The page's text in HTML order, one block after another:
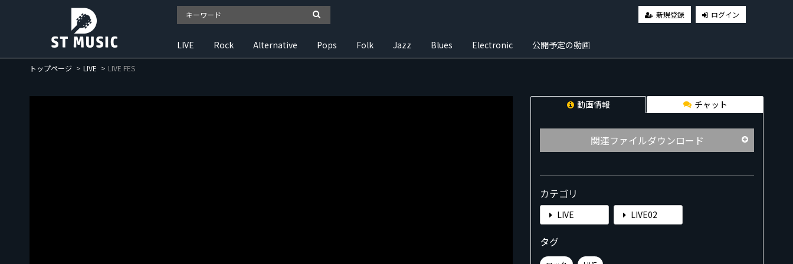
新規登録 ログイン
LIVE Rock Alternative Pops Folk Jazz Blues Electronic 公開予定の動画
トップページ LIVE LIVE FES
動画情報 チャット
関連ファイルダウンロード
カテゴリ
LIVE LIVE02
タグ